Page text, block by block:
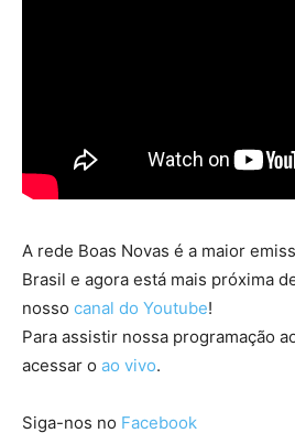
A rede Boas Novas é a maior
Brasil e agora está mais próxima
nosso canal do Youtube!
Para assistir nossa programação
acessar o ao vivo.
Siga-nos no Facebook